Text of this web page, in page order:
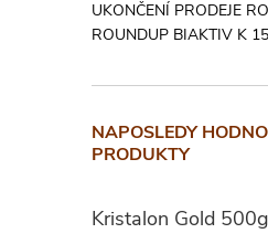
UKONČENÍ PRODEJE
ROUNDUP BIAKTIV K
NAPOSLEDY
PRODUKTY
Kristalon Gold 500g